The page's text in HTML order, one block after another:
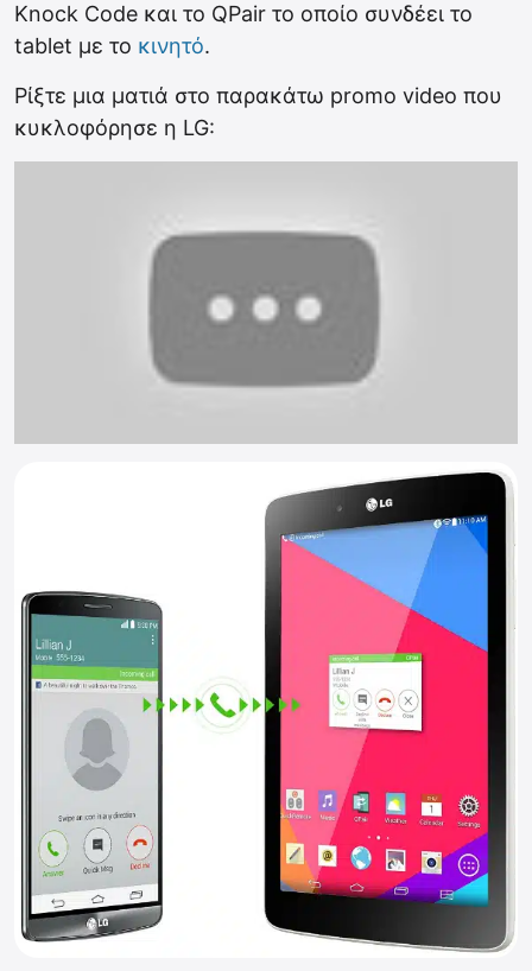
Knock Code και το QPair το οποίο συνδέει το
tablet με το κινητό.
Ρίξτε μια ματιά στο παρακάτω promo video που
κυκλοφόρησε η LG: